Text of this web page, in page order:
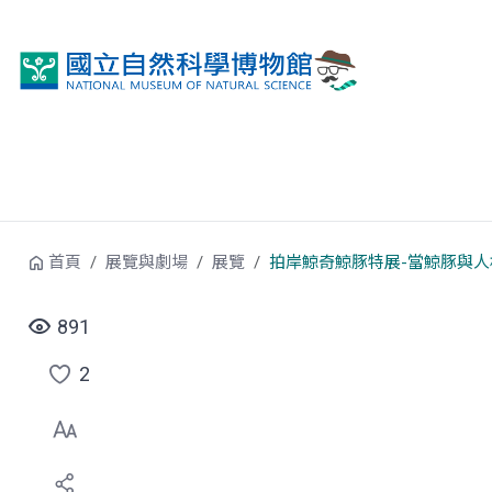
首頁 展覽與劇場 展覽 拍岸鯨奇鯨豚特展-當鯨豚與
891
點
選
喜
2